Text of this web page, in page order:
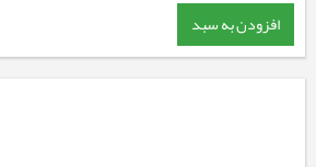
افزودن به سبد